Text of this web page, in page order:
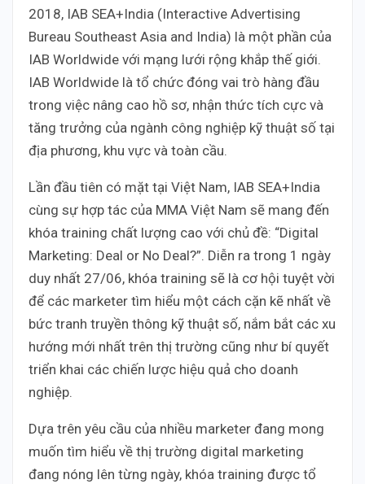
2018, IAB SEA+India (Interactive Advertising
Bureau Southeast Asia and India) là một phần của
IAB Worldwide với mạng lưới rộng khắp thế giới.
IAB Worldwide là tổ chức đóng vai trò hàng đầu
trong việc nâng cao hồ sơ, nhận thức tích cực và
tăng trưởng của ngành công nghiệp kỹ thuật số tại
địa phương, khu vực và toàn cầu.
Lần đầu tiên có mặt tại Việt Nam, IAB SEA+India
cùng sự hợp tác của MMA Việt Nam sẽ mang đến
khóa training chất lượng cao với chủ đề: “Digital
Marketing: Deal or No Deal?”. Diễn ra trong 1 ngày
duy nhất 27/06, khóa training sẽ là cơ hội tuyệt vời
để các marketer tìm hiểu một cách cặn kẽ nhất về
bức tranh truyền thông kỹ thuật số, nắm bắt các xu
hướng mới nhất trên thị trường cũng như bí quyết
triển khai các chiến lược hiệu quả cho doanh
nghiệp.
Dựa trên yêu cầu của nhiều marketer đang mong
muốn tìm hiểu về thị trường digital marketing
đang nóng lên từng ngày, khóa training được tổ